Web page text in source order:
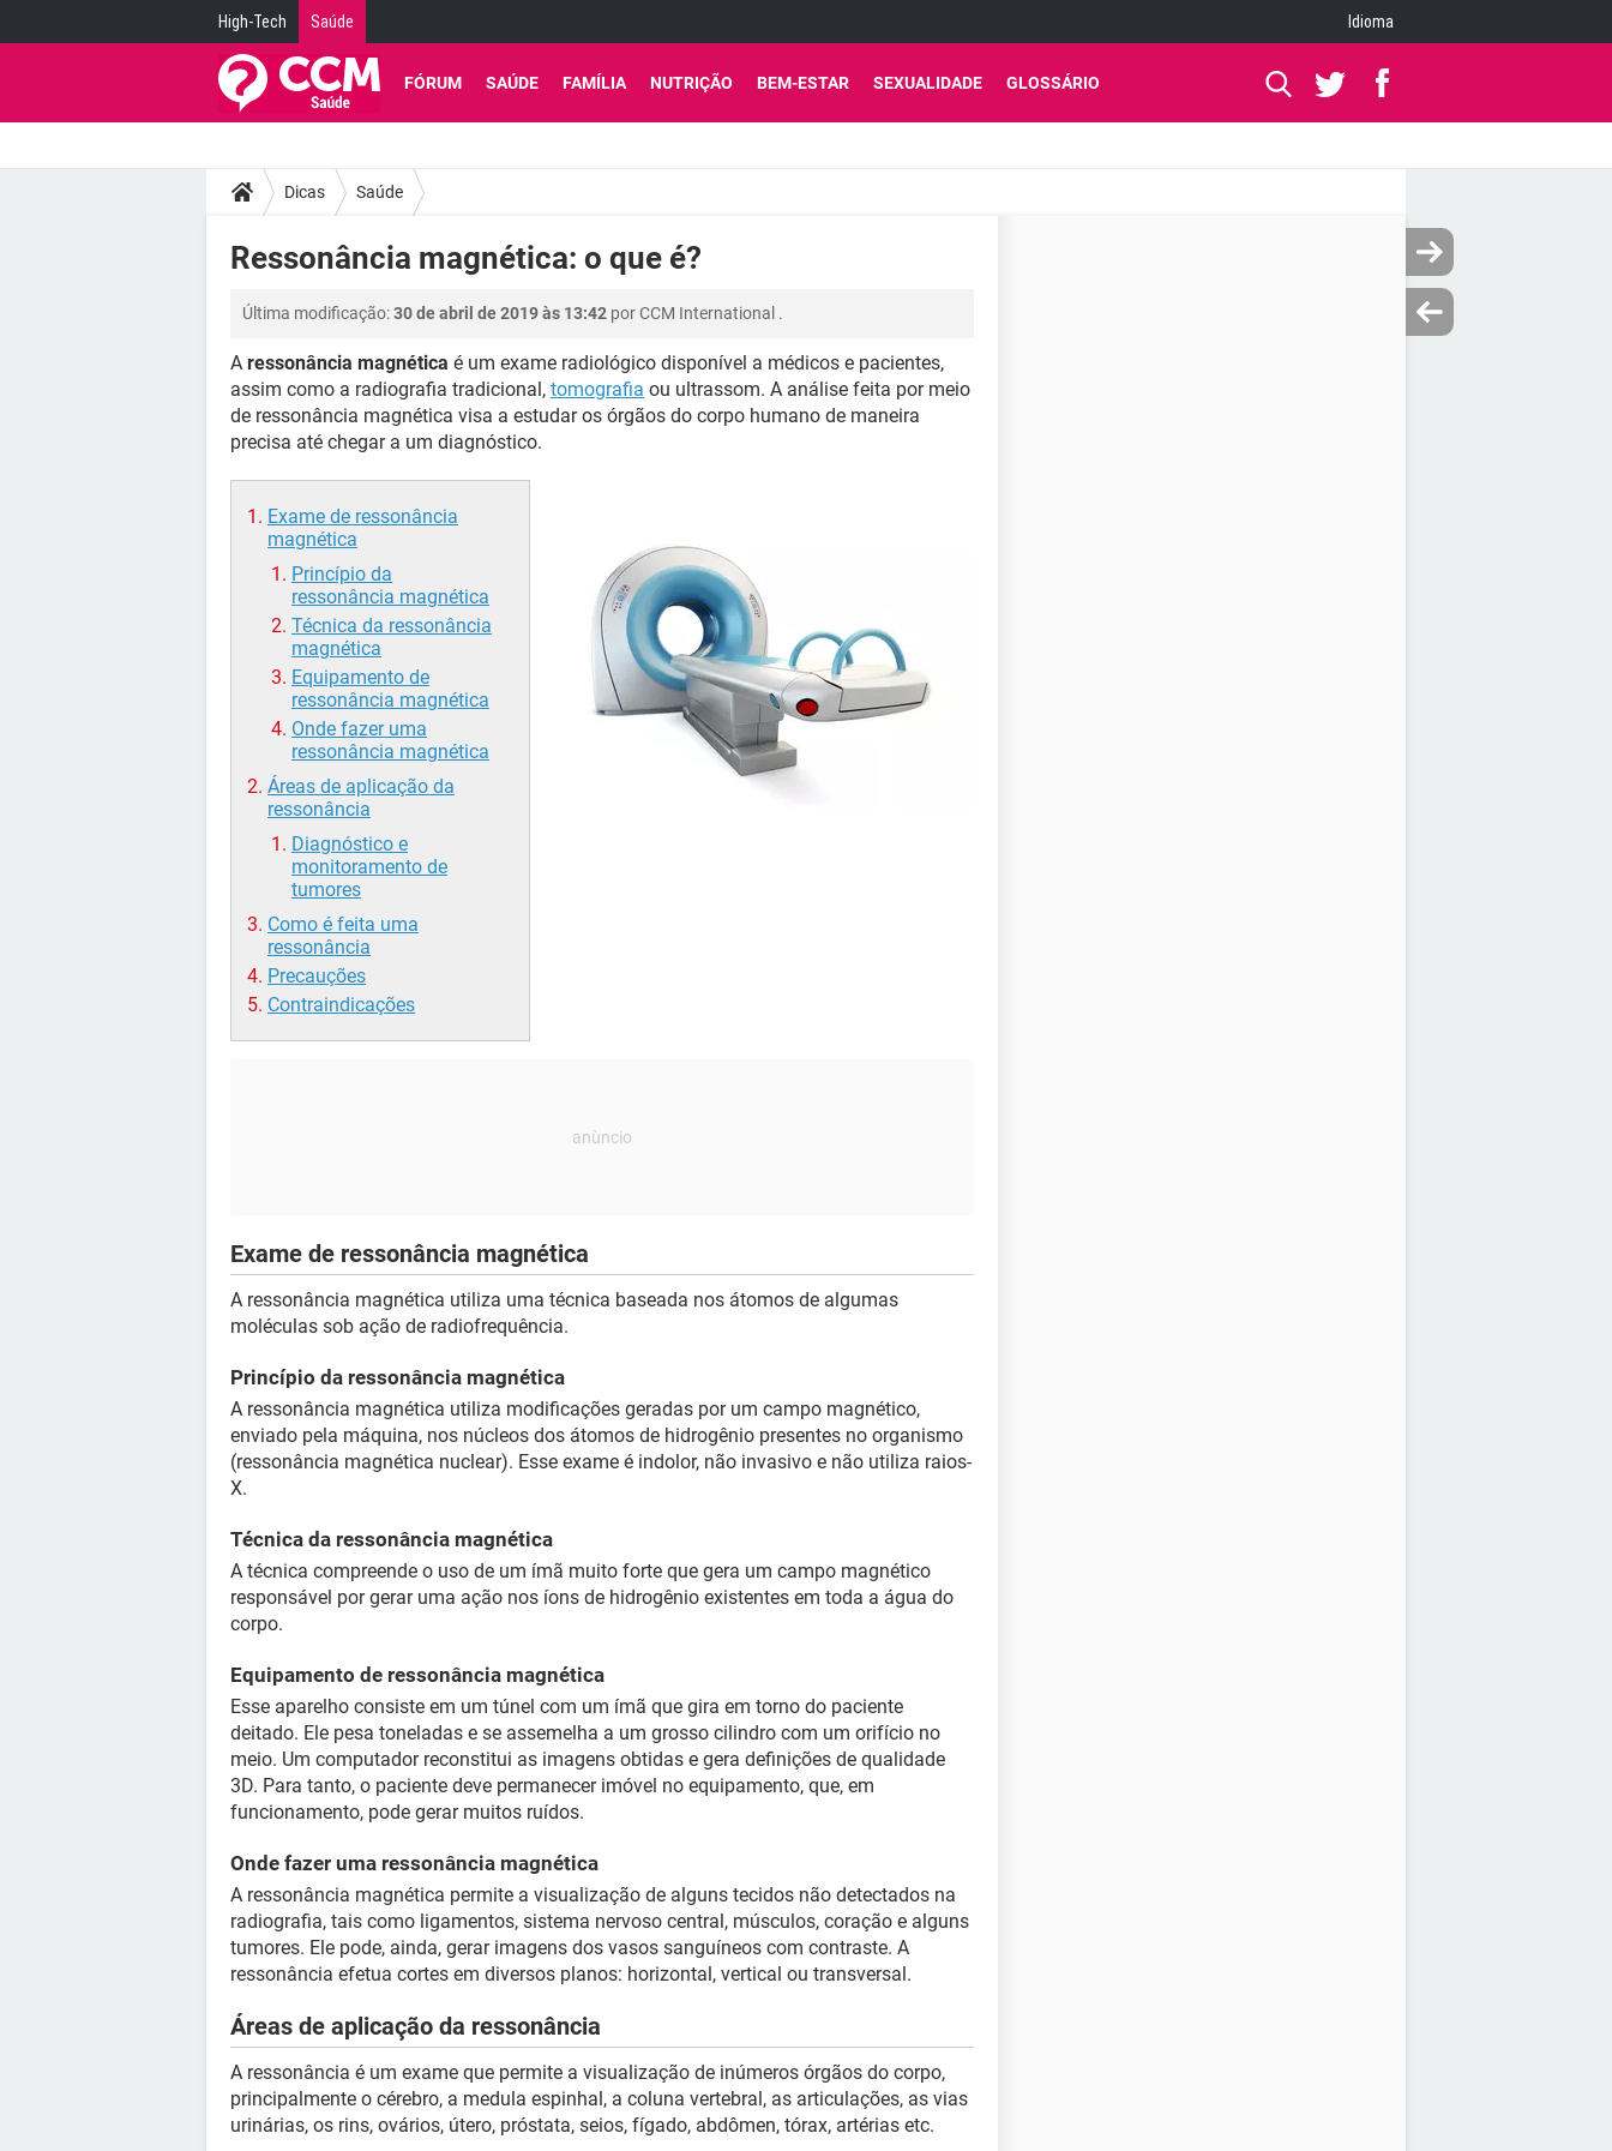
High-Tech Saúde Idioma
FÓRUM SAÚDE FAMÍLIA NUTRIÇÃO BEM-ESTAR SEXUALIDADE GLOSSÁRIO
Dicas Saúde
Ressonância magnética: o que é?
Última modificação:30 de abril de 2019 às 13:42 porCCM International .
A ressonância magnética é um exame radiológico disponível a médicos e pacientes,
assim como a radiografia tradicional, tomografia ou ultrassom. A análise feita por meio
de ressonância magnética visa a estudar os órgãos do corpo humano de maneira
precisa até chegar a um diagnóstico.
Exame de ressonância
magnética
Princípio da
ressonância magnética
Técnica da ressonância
magnética
Equipamento de
ressonância magnética
Onde fazer uma
ressonância magnética
Áreas de aplicação da
ressonância
Diagnóstico e
monitoramento de
tumores
Como é feita uma
ressonância
Precauções
Contraindicações
Exame de ressonância magnética
A ressonância magnética utiliza uma técnica baseada nos átomos de algumas
moléculas sob ação de radiofrequência.
Princípio da ressonância magnética
A ressonância magnética utiliza modificações geradas por um campo magnético,
enviado pela máquina, nos núcleos dos átomos de hidrogênio presentes no organismo
(ressonância magnética nuclear). Esse exame é indolor, não invasivo e não utiliza raios-
X.
Técnica da ressonância magnética
A técnica compreende o uso de um ímã muito forte que gera um campo magnético
responsável por gerar uma ação nos íons de hidrogênio existentes em toda a água do
corpo.
Equipamento de ressonância magnética
Esse aparelho consiste em um túnel com um ímã que gira em torno do paciente
deitado. Ele pesa toneladas e se assemelha a um grosso cilindro com um orifício no
meio. Um computador reconstitui as imagens obtidas e gera definições de qualidade
3D. Para tanto, o paciente deve permanecer imóvel no equipamento, que, em
funcionamento, pode gerar muitos ruídos.
Onde fazer uma ressonância magnética
A ressonância magnética permite a visualização de alguns tecidos não detectados na
radiografia, tais como ligamentos, sistema nervoso central, músculos, coração e alguns
tumores. Ele pode, ainda, gerar imagens dos vasos sanguíneos com contraste. A
ressonância efetua cortes em diversos planos: horizontal, vertical ou transversal.
Áreas de aplicação da ressonância
A ressonância é um exame que permite a visualização de inúmeros órgãos do corpo,
principalmente o cérebro, a medula espinhal, a coluna vertebral, as articulações, as vias
urinárias, os rins, ovários, útero, próstata, seios, fígado, abdômen, tórax, artérias etc.